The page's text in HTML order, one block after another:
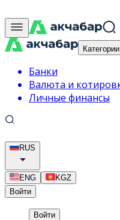
Категории
Банки
Валюта и
Личные финансы
RUS
ENG
KGZ
Войти
Войти